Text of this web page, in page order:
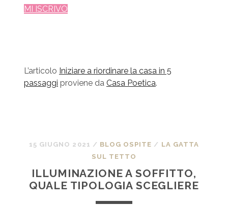
MI ISCRIVO
L’articolo Iniziare a riordinare la casa in 5
passaggi proviene da Casa Poetica.
15 GIUGNO 2021 / BLOG OSPITE / LA GATTA
SUL TETTO
ILLUMINAZIONE A SOFFITTO,
QUALE TIPOLOGIA SCEGLIERE